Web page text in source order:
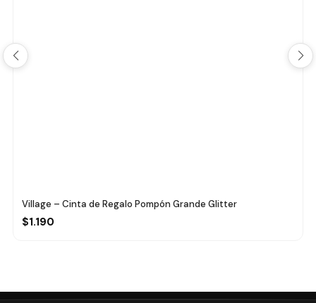
Village – Cinta de Regalo Pompón Grande Glitter
$1.190